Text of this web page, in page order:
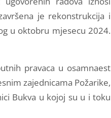
je rekonstrukcija i
u oktobru mjesecu 2024.
pravaca u osamnaest
zajednicama Požarike,
Bukva u kojoj su u i toku